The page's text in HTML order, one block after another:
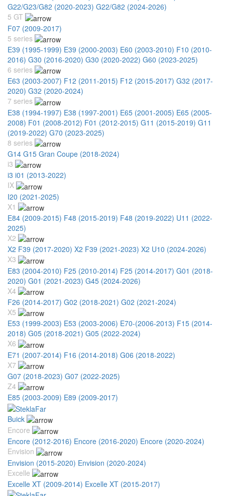
G22/G23/G82 (2020-2023) G22/G82 (2024-2026)
5 GT
F07 (2009-2017)
5 series
E39 (1995-1999) E39 (2000-2003) E60 (2003-2010) F10 (2010-
2016) G30 (2016-2020) G30 (2020-2022) G60 (2023-2025)
6 series
E63 (2003-2007) F12 (2011-2015) F12 (2015-2017) G32 (2017-
2020) G32 (2020-2024)
7 series
E38 (1994-1997) E38 (1997-2001) E65 (2001-2005) E65 (2005-
2008) F01 (2008-2012) F01 (2012-2015) G11 (2015-2019) G11
(2019-2022) G70 (2023-2025)
8 series
G14 G15 Gran Coupe (2018-2024)
i3
i3 i01 (2013-2022)
IX
I20 (2021-2025)
X1
E84 (2009-2015) F48 (2015-2019) F48 (2019-2022) U11 (2022-
2025)
X2
X2 F39 (2017-2020) X2 F39 (2021-2023) X2 U10 (2024-2026)
X3
E83 (2004-2010) F25 (2010-2014) F25 (2014-2017) G01 (2018-
2020) G01 (2021-2023) G45 (2024-2026)
X4
F26 (2014-2017) G02 (2018-2021) G02 (2021-2024)
X5
E53 (1999-2003) E53 (2003-2006) E70-(2006-2013) F15 (2014-
2018) G05 (2018-2021) G05 (2022-2024)
X6
E71 (2007-2014) F16 (2014-2018) G06 (2018-2022)
X7
G07 (2018-2023) G07 (2022-2025)
Z4
E85 (2003-2009) E89 (2009-2017)
Buick
Encore
Encore (2012-2016) Encore (2016-2020) Encore (2020-2024)
Envision
Envision (2015-2020) Envision (2020-2024)
Excelle
Excelle XT (2009-2014) Excelle XT (2015-2017)